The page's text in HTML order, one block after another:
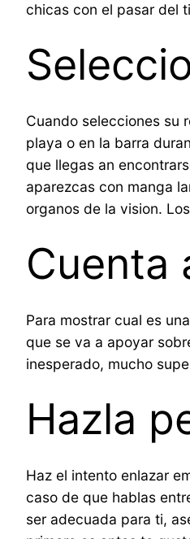
chicas con el pasar del
Cuando selecciones su
playa o en la barra
que llegas an
aparezcas con manga
organos de la vision.
Cuenta
Para mostrar cual es
que se va a apoyar
inesperado, mucho
Hazla
Haz el intento enlazar
caso de que hablas
ser adecuada para ti,